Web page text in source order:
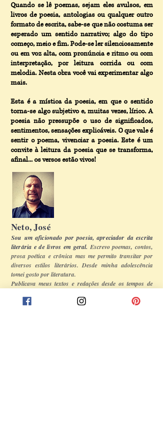
Neto, José
Sou um aficionado por poesia, apreciador da escrita
literária e de livros em geral. Escrevo poemas, contos,
prosa poética e crônica mas me permito transitar por
diversos estilos literários. Desde minha adolescência
tomei gosto por literatura.
Publicava meus textos e redações desde os tempos de
expressar novas ideias. Ainda no período acadêmico,
Quando se lê poemas, sejam eles avulsos, em
livros de poesia, antologias ou qualquer outro
formato de escrita, sabe-se que não costuma ser
esperado um sentido narrativo; algo do tipo
começo, meio e fim. Pode-se ler silenciosamente
ou em voz alta, com pronúncia e ritmo ou com
interpretação, por leitura corrida ou com
melodia. Nesta obra você vai experimentar algo
mais.
Esta é a mística da poesia, em que o sentido
torna-se algo subjetivo e, muitas vezes, lírico. A
poesia não pressupõe o uso de significados,
sentimentos, sensações explicáveis. O que vale é
sentir o poema, vivenciar a poesia. Este é um
convite à leitura da poesia que se transforma,
afinal... os versos estão vivos!